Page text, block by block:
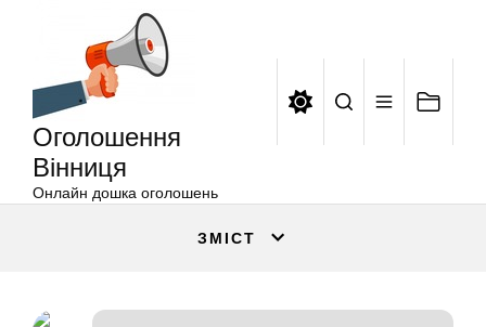
Оголошення
Вінниця
Онлайн дошка оголошень
ЗМІСТ